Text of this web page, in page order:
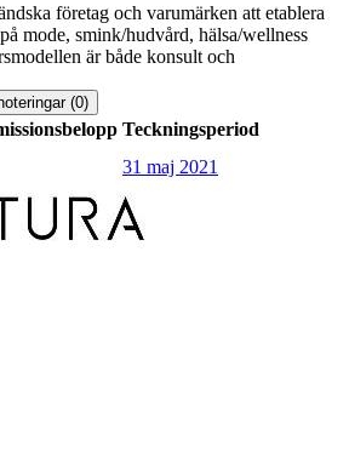
företag och varumärken att etablera
mode, smink/hudvård, hälsa/wellness
är både konsult och
(0)
Teckningsperiod
31 maj 2021